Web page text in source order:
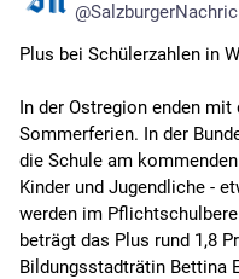
@
Plus bei Schülerzahlen in
In der Ostregion enden mit
Sommerferien. In der
die Schule am
Kinder und Jugendliche -
werden im
beträgt das Plus rund 1,8
Bildungsstadträtin Bettina